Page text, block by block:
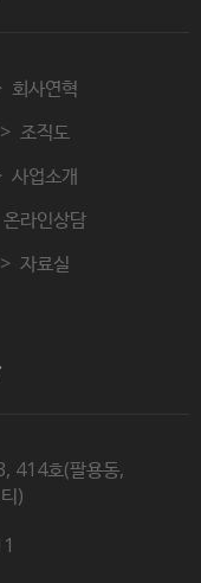
회사연혁
조직도
사업소개
온라인상담
자료실
414호(팔용동,
)